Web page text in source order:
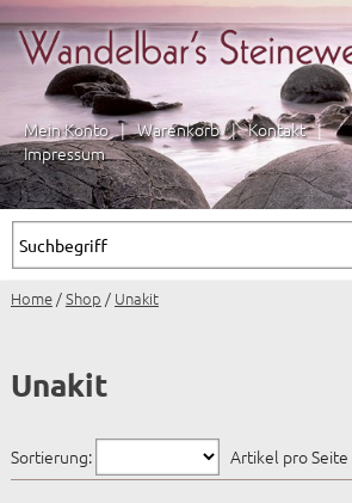
Mein Konto | Warenkorb | Kontakt |
Impressum
Home/Shop / Unakit
Unakit
Sortierung: Artikel pro Seite